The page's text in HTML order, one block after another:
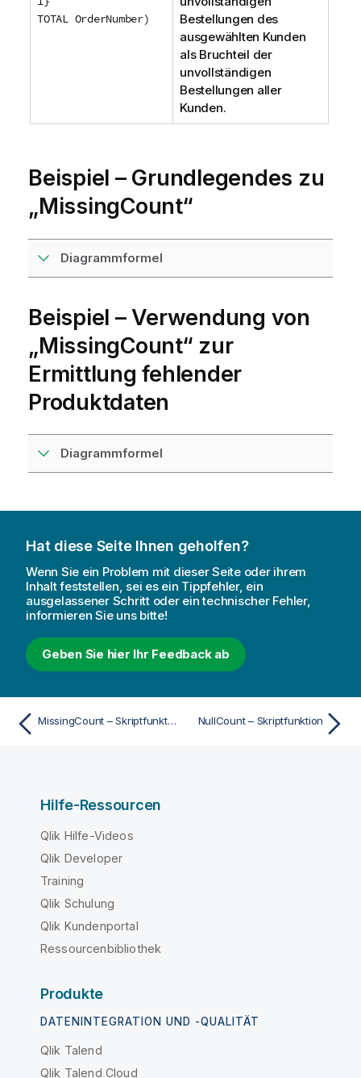
i
s
TOTAL OrderNumber)
Bestellungen des
ausgewählten Kunden
als Bruchteil der
unvollständigen
Bestellungen aller
Kunden.
Beispiel – Grundlegendes zu
„MissingCount“
Diagrammformel
Beispiel – Verwendung von
„MissingCount“ zur
Ermittlung fehlender
Produktdaten
Diagrammformel
Hat diese Seite Ihnen geholfen?
Wenn Sie ein Problem mit dieser Seite oder ihrem
Inhalt feststellen, sei es ein Tippfehler, ein
ausgelassener Schritt oder ein technischer Fehler,
informieren Sie uns bitte!
Geben Sie hier Ihr Feedback ab
MissingCount – Skriptfunktion NullCount – Skriptfunktion
Hilfe-Ressourcen
Qlik Hilfe-Videos
Qlik Developer
Training
Qlik Schulung
Qlik Kundenportal
Ressourcenbibliothek
Produkte
DATENINTEGRATION UND -QUALITÄT
Qlik Talend
Qlik Talend Cloud